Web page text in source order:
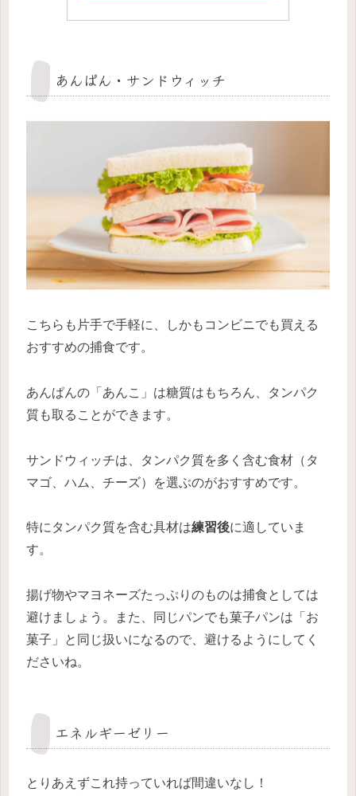
あんぱん・サンドウィッチ
こちらも片手で手軽に、しかもコンビニでも買える
おすすめの捕食です。
あんぱんの「あんこ」は糖質はもちろん、タンパク
質も取ることができます。
サンドウィッチは、タンパク質を多く含む食材（タ
マゴ、ハム、チーズ）を選ぶのがおすすめです。
特にタンパク質を含む具材は練習後に適していま
す。
揚げ物やマヨネーズたっぷりのものは捕食としては
避けましょう。また、同じパンでも菓子パンは「お
菓子」と同じ扱いになるので、避けるようにしてく
ださいね。
エネルギーゼリー
とりあえずこれ持っていれば間違いなし！